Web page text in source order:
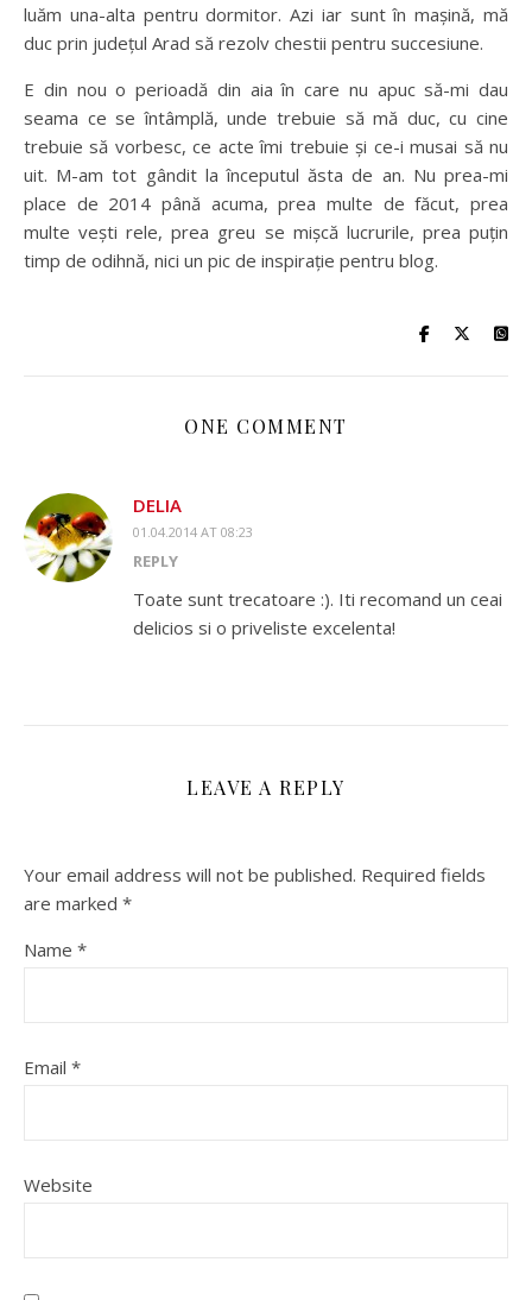
luăm una-alta pentru dormitor. Azi iar sunt în mașină, mă
duc prin județul Arad să rezolv chestii pentru succesiune.
E din nou o perioadă din aia în care nu apuc să-mi dau
seama ce se întâmplă, unde trebuie să mă duc, cu cine
trebuie să vorbesc, ce acte îmi trebuie și ce-i musai să nu
uit. M-am tot gândit la începutul ăsta de an. Nu prea-mi
place de 2014 până acuma, prea multe de făcut, prea
multe vești rele, prea greu se mișcă lucrurile, prea puțin
timp de odihnă, nici un pic de inspirație pentru blog.
ONE COMMENT
DELIA
01.04.2014 AT 08:23
REPLY
Toate sunt trecatoare :). Iti recomand un ceai
delicios si o priveliste excelenta!
LEAVE A REPLY
Your email address will not be published. Required fields
are marked *
Name *
Email *
Website